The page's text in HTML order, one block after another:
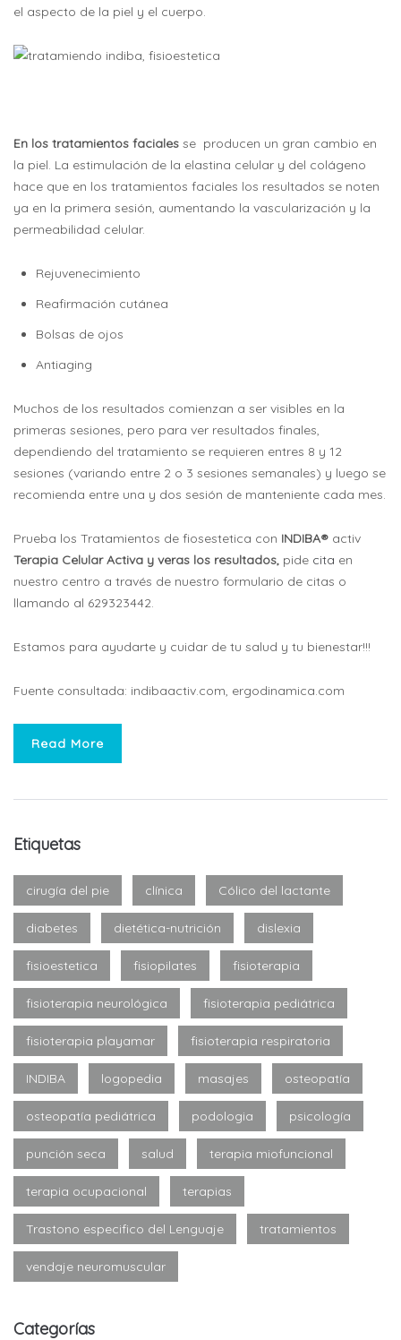
el aspecto de la piel y el cuerpo.
En los tratamientos faciales se producen un gran cambio en
la piel. La estimulación de la elastina celular y del colágeno
hace que en los tratamientos faciales los resultados se noten
ya en la primera sesión, aumentando la vascularización y la
permeabilidad celular.
Rejuvenecimiento
Reafirmación cutánea
Bolsas de ojos
Antiaging
Muchos de los resultados comienzan a ser visibles en la
primeras sesiones, pero para ver resultados finales,
dependiendo del tratamiento se requieren entres 8 y 12
sesiones (variando entre 2 o 3 sesiones semanales) y luego se
recomienda entre una y dos sesión de manteniente cada mes.
Prueba los Tratamientos de fiosestetica con INDIBA® activ
Terapia Celular Activa y veras los resultados, pide cita en
nuestro centro a través de nuestro formulario de citas o
llamando al 629323442.
Estamos para ayudarte y cuidar de tu salud y tu bienestar!!!
Fuente consultada: indibaactiv.com, ergodinamica.com
Read More
Etiquetas
cirugía del pie clínica Cólico del lactante
diabetes dietética-nutrición dislexia
fisioestetica fisiopilates fisioterapia
fisioterapia neurológica fisioterapia pediátrica
fisioterapia playamar fisioterapia respiratoria
INDIBA logopedia masajes osteopatía
osteopatía pediátrica podologia psicología
punción seca salud terapia miofuncional
terapia ocupacional terapias
Trastono especifico del Lenguaje tratamientos
vendaje neuromuscular
Categorías